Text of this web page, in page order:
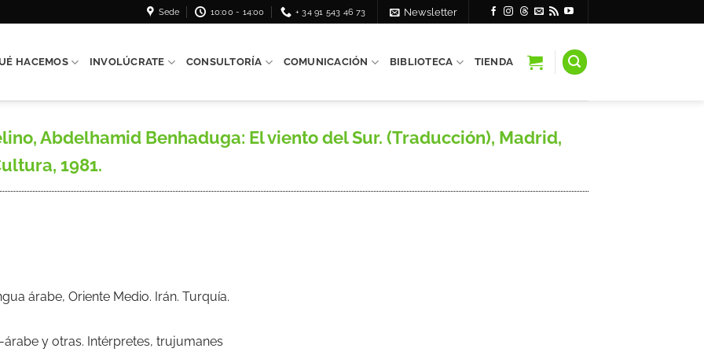
Sede 10:00 - 14:00 + 34 91 543 46 73 Newsletter
HACEMOS INVOLÚCRATE CONSULTORÍA COMUNICACIÓN BIBLIOTECA TIENDA
Abdelhamid Benhaduga: El viento del Sur. (Traducción), Madrid,
1981.
árabe, Oriente Medio. Irán. Turquía.
y otras. Intérpretes, trujumanes